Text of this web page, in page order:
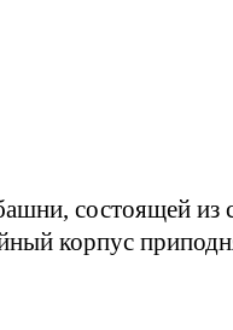
состоящей
корпус